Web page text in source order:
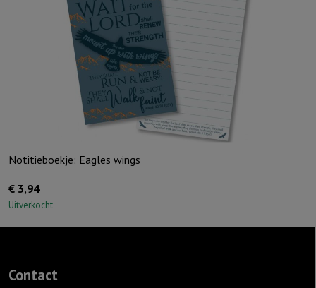
Notitieboekje: Eagles wings
€ 3,94
Uitverkocht
Contact